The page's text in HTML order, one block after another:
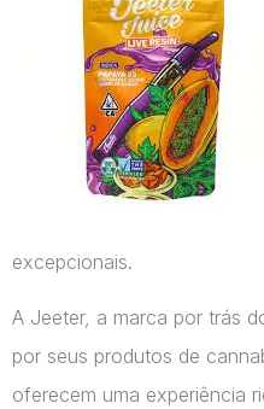
excepcionais.
A Jeeter, a marca por trás
por seus produtos de
oferecem uma experiência